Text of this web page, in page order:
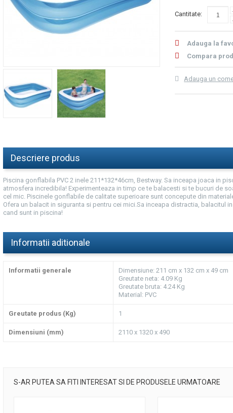
Cantitate:
Adauga la
Compara
Adauga un
Descriere produs
Piscina gonflabila PVC 2 inele 211*132*46cm, Bestway. Sa inceapa joaca in
atmosfera incredibila! Experimenteaza in timp ce te balacesti si te bucuri de
cel mic. Piscinele gonflabile de calitate superioare sunt concepute din
Ofera un balacit in siguranta si pentru cei mici.Sa inceapa distractia, balacitul
cand sunt in piscina!
Informatii aditionale
Informatii generale
Dimensiune: 211 cm x 132 cm x 49 cm
Greutate neta: 4.09 Kg
Greutate bruta: 4.24 Kg
Material: PVC
Greutate produs (Kg) 1
Dimensiuni (mm) 2110 x 1320 x 490
S-AR PUTEA SA FITI INTERESAT SI DE PRODUSELE URMATOARE